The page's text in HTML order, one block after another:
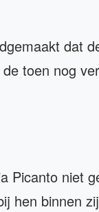
dat
toen nog
Picanto niet
hen binnen